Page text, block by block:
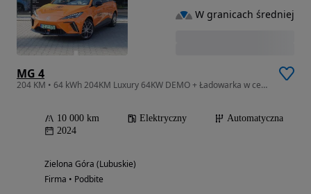
MG 4
204 KM • 64 kWh 204KM Luxury 64KW DEMO + Ładowarka w cenie!
10 000 km Elektryczny
Automatyczna
2024
Zielona Góra (Lubuskie)
Firma • Podbite
W granicach średniej